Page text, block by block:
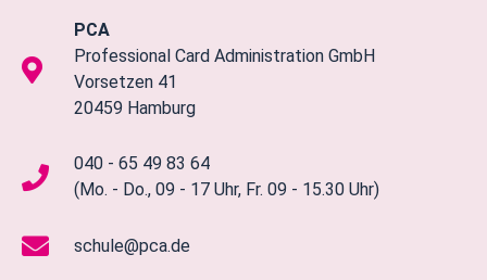
PCA
Professional Card Administration GmbH
Vorsetzen 41
20459 Hamburg
040 - 65 49 83 64
(Mo. - Do., 09 - 17 Uhr, Fr. 09 - 15.30 Uhr)
schule@pca.de